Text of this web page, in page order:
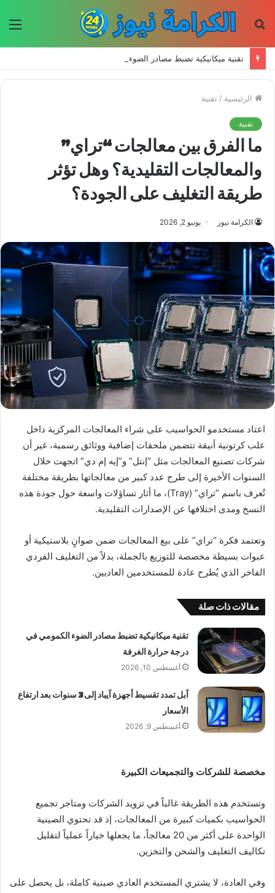
الرئيسية / تقنية
تقنية
ما الفرق بين معالجات “تراي”
والمعالجات التقليدية؟ وهل تؤثر
طريقة التغليف على الجودة؟
الكرامة نيوز يونيو 2, 2026
اعتاد مستخدمو الحواسيب على شراء المعالجات المركزية داخل
علب كرتونية أنيقة تتضمن ملحقات إضافية ووثائق رسمية، غير أن
شركات تصنيع المعالجات مثل “إنتل” و”إيه إم دي” اتجهت خلال
السنوات الأخيرة إلى طرح عدد كبير من معالجاتها بطريقة مختلفة
تُعرف باسم “تراي” (Tray)، ما أثار تساؤلات واسعة حول جودة هذه
النسخ ومدى اختلافها عن الإصدارات التقليدية.
وتعتمد فكرة “تراي” على بيع المعالجات ضمن صوانٍ بلاستيكية أو
عبوات بسيطة مخصصة للتوزيع بالجملة، بدلاً من التغليف الفردي
الفاخر الذي يُطرح عادة للمستخدمين العاديين.
مقالات ذات صلة
تقنية ميكانيكية تضبط مصادر الضوء الكمومي في
درجة حرارة الغرفة
أغسطس 10, 2026
آبل تمدد تقسيط أجهزة آيباد إلى 3 سنوات بعد ارتفاع
الأسعار
أغسطس 9, 2026
مخصصة للشركات والتجميعات الكبيرة
وتستخدم هذه الطريقة غالباً في تزويد الشركات ومتاجر تجميع
الحواسيب بكميات كبيرة من المعالجات، إذ قد تحتوي الصينية
الواحدة على أكثر من 20 معالجاً، ما يجعلها خياراً عملياً لتقليل
تكاليف التغليف والشحن والتخزين.
وفي العادة، لا يشتري المستخدم العادي صينية كاملة، بل يحصل على